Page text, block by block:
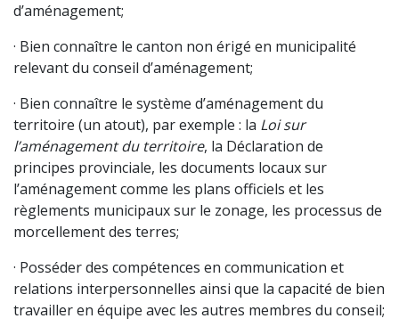
d’aménagement;
· Bien connaître le canton non érigé en municipalité
relevant du conseil d’aménagement;
· Bien connaître le système d’aménagement du
territoire (un atout), par exemple : la Loi sur
l’aménagement du territoire, la Déclaration de
principes provinciale, les documents locaux sur
l’aménagement comme les plans officiels et les
règlements municipaux sur le zonage, les processus de
morcellement des terres;
· Posséder des compétences en communication et
relations interpersonnelles ainsi que la capacité de bien
travailler en équipe avec les autres membres du conseil;